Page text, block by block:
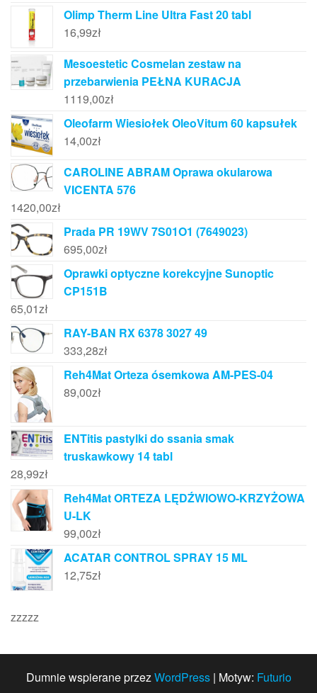
Olimp Therm Line Ultra Fast 20 tabl
16,99zł
Mesoestetic Cosmelan zestaw na
przebarwienia PEŁNA KURACJA
1119,00zł
Oleofarm Wiesiołek OleoVitum 60 kapsułek
14,00zł
CAROLINE ABRAM Oprawa okularowa
VICENTA 576
1420,00zł
Prada PR 19WV 7S01O1 (7649023)
695,00zł
Oprawki optyczne korekcyjne Sunoptic
CP151B
65,01zł
RAY-BAN RX 6378 3027 49
333,28zł
Reh4Mat Orteza ósemkowa AM-PES-04
89,00zł
ENTitis pastylki do ssania smak
truskawkowy 14 tabl
28,99zł
Reh4Mat ORTEZA LĘDŹWIOWO-KRZYŻOWA
U-LK
99,00zł
ACATAR CONTROL SPRAY 15 ML
12,75zł
zzzzz
Dumnie wspierane przezWordPress | Motyw: Futurio